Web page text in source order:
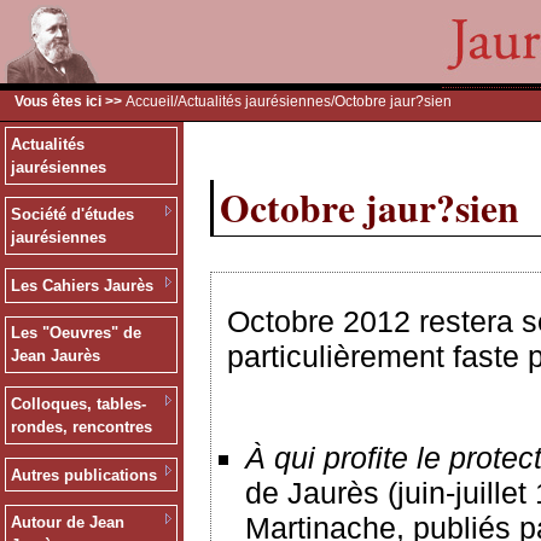
Vous êtes ici >> Accueil /Actualités jaurésiennes/Octobre jaur?sien
Actualités
jaurésiennes
Société d'études
jaurésiennes
Les Cahiers Jaurès
Les "Oeuvres" de
Jean Jaurès
Colloques, tables-
rondes, rencontres
Autres publications
Autour de Jean
Octobre jaur?sien
Octobre 2012 restera
particulièrement faste
À qui profite le
de Jaurès (juin-juillet
Martinache, publiés